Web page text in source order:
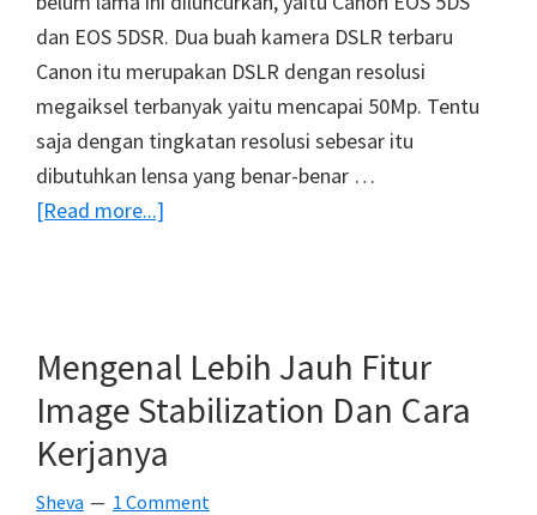
dan EOS 5DSR. Dua buah kamera DSLR terbaru
Canon itu merupakan DSLR dengan resolusi
megaiksel terbanyak yaitu mencapai 50Mp. Tentu
saja dengan tingkatan resolusi sebesar itu
dibutuhkan lensa yang benar-benar …
[Read more...]
Lensa
Untuk
5DS
Dan
Mengenal Lebih Jauh Fitur
Image Stabilization Dan Cara
Kerjanya
Sheva 1 Comment